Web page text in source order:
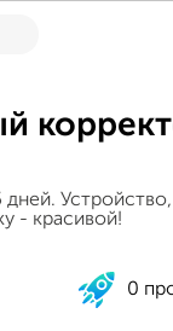
дней.
- красивой!
0